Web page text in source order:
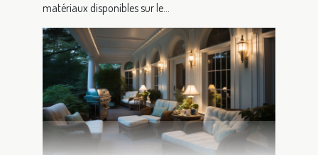
matériaux disponibles sur le...